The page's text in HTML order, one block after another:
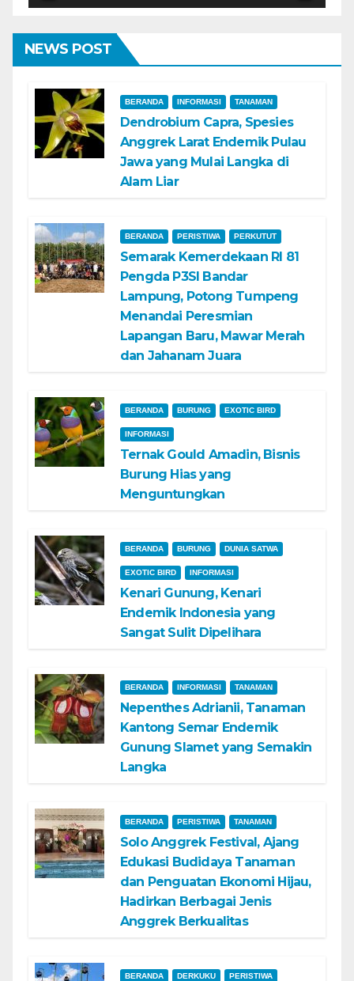
NEWS POST
BERANDA INFORMASI TANAMAN
Dendrobium Capra, Spesies
Anggrek Larat Endemik Pulau
Jawa yang Mulai Langka di
Alam Liar
BERANDA PERISTIWA PERKUTUT
Semarak Kemerdekaan RI 81
Pengda P3SI Bandar
Lampung, Potong Tumpeng
Menandai Peresmian
Lapangan Baru, Mawar Merah
dan Jahanam Juara
BERANDA BURUNG EXOTIC BIRD
INFORMASI
Ternak Gould Amadin, Bisnis
Burung Hias yang
Menguntungkan
BERANDA BURUNG DUNIA SATWA
EXOTIC BIRD INFORMASI
Kenari Gunung, Kenari
Endemik Indonesia yang
Sangat Sulit Dipelihara
BERANDA INFORMASI TANAMAN
Nepenthes Adrianii, Tanaman
Kantong Semar Endemik
Gunung Slamet yang Semakin
Langka
BERANDA PERISTIWA TANAMAN
Solo Anggrek Festival, Ajang
Edukasi Budidaya Tanaman
dan Penguatan Ekonomi Hijau,
Hadirkan Berbagai Jenis
Anggrek Berkualitas
BERANDA DERKUKU PERISTIWA